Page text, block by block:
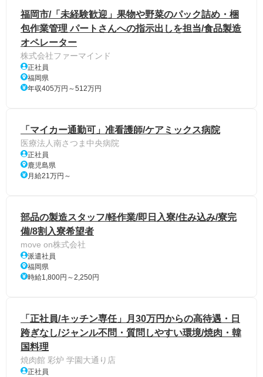
福岡市/「未経験歓迎」果物や野菜のパック詰め・梱
包作業管理 パートさんへの指示出しを担当/食品製造
オペレーター
株式会社ファーマインド
正社員
福岡県
年収405万円～512万円
「マイカー通勤可」准看護師/ケアミックス病院
医療法人南さつま中央病院
正社員
鹿児島県
月給21万円～
部品の製造スタッフ/軽作業/即日入寮/住み込み/寮完
備/8割入寮希望者
move on株式会社
派遣社員
福岡県
時給1,800円～2,250円
「正社員/キッチン専任」月30万円からの高待遇・日
跨ぎなし/ジャンル不問・質問しやすい環境/焼肉・韓
国料理
焼肉館 彩炉 学園大通り店
正社員